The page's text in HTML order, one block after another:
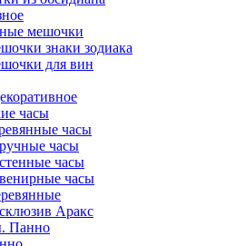
мешочки
знаки зодиака
для вин
часы
часы
часы
часы
часы
Аракс
Панно